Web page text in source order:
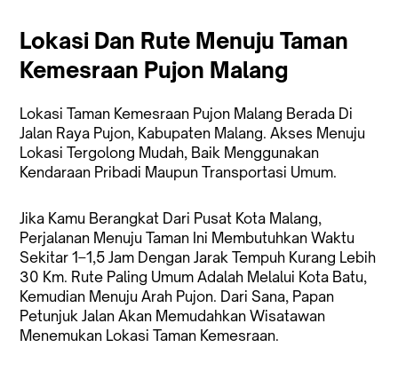
Lokasi Dan Rute Menuju Taman
Kemesraan Pujon Malang
Lokasi Taman Kemesraan Pujon Malang Berada Di
Jalan Raya Pujon, Kabupaten Malang. Akses Menuju
Lokasi Tergolong Mudah, Baik Menggunakan
Kendaraan Pribadi Maupun Transportasi Umum.
Jika Kamu Berangkat Dari Pusat Kota Malang,
Perjalanan Menuju Taman Ini Membutuhkan Waktu
Sekitar 1–1,5 Jam Dengan Jarak Tempuh Kurang Lebih
30 Km. Rute Paling Umum Adalah Melalui Kota Batu,
Kemudian Menuju Arah Pujon. Dari Sana, Papan
Petunjuk Jalan Akan Memudahkan Wisatawan
Menemukan Lokasi Taman Kemesraan.